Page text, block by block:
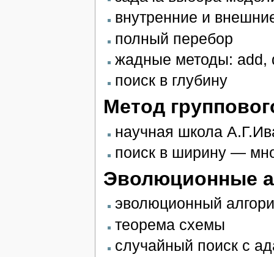
внутренние и
полный перебор
жадные методы: add,
поиск в глубину
Метод
научная школа
поиск в ширину —
Эволюционные
эволюционный
теорема схемы
случайный поиск с